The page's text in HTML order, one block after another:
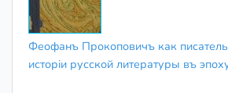
Феофанъ Прокоповичъ как
исторіи русской литературы въ